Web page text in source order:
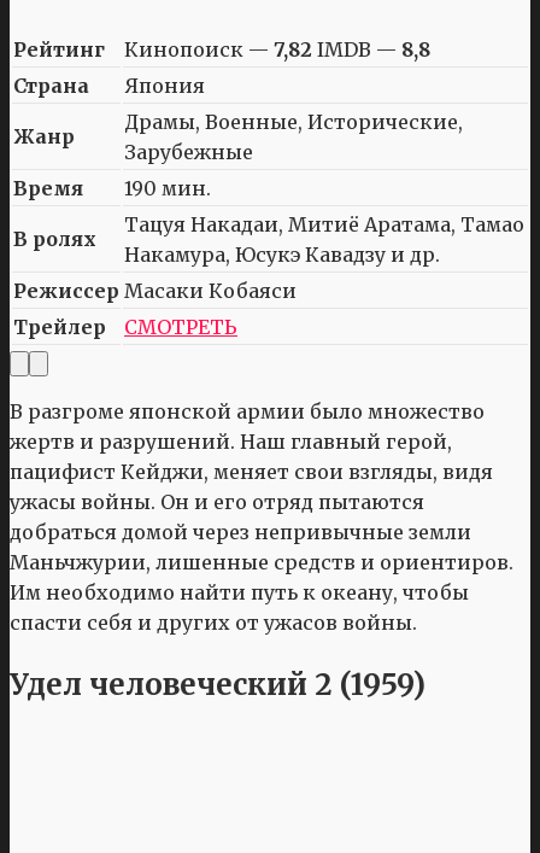
Рейтинг Кинопоиск — 7,82 IMDB — 8,8
Страна
Япония
Жанр
Драмы, Военные, Исторические,
Зарубежные
Время
190 мин.
В ролях
Тацуя Накадаи, Митиё Аратама, Тамао
Накамура, Юсукэ Кавадзу и др.
Режиссер Масаки Кобаяси
Трейлер
СМОТРЕТЬ
В разгроме японской армии было множество
жертв и разрушений. Наш главный герой,
пацифист Кейджи, меняет свои взгляды, видя
ужасы войны. Он и его отряд пытаются
добраться домой через непривычные земли
Маньчжурии, лишенные средств и ориентиров.
Им необходимо найти путь к океану, чтобы
спасти себя и других от ужасов войны.
Удел человеческий 2 (1959)